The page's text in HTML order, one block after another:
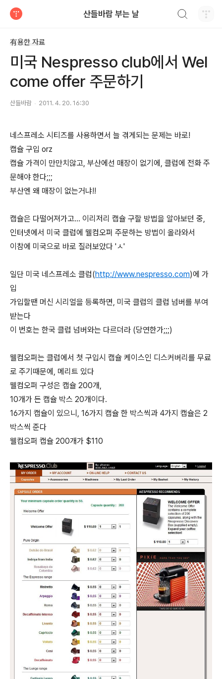
산들바람 부는 날
有용한 자료
미국 Nespresso club에서 Wel
come offer 주문하기
산들바람 2011. 4. 20. 16:30
네스프레소 시티즈를 사용하면서 늘 겪게되는 문제는 바로!
캡슐 구입 orz
캡슐 가격이 만만치않고, 부산에선 매장이 없기에, 클럽에 전화 주
문해야 한다;;;
부산엔 왜 매장이 없는거냐!!
캡슐은 다떨어져가고... 이리저리 캡슐 구할 방법을 알아보던 중,
인터넷에서 미국 클럽에 웰컴오퍼 주문하는 방법이 올라와서
이참에 미국으로 바로 질러보았다 'ㅅ'
일단 미국 네스프레소 클럽(http://www.nespresso.com)에 가
입
가입할땐 머신 시리얼을 등록하면, 미국 클럽의 클럽 넘버를 부여
받는다
이 번호는 한국 클럽 넘버와는 다르더라 (당연한가;;;)
웰컴오퍼는 클럽에서 첫 구입시 캡슐 케이스인 디스커버리를 무료
로 주기때문에, 메리트 있다
웰컴오퍼 구성은 캡슐 200개,
10개가 든 캡슐 박스 20개이다.
16가지 캡슐이 있으니, 16가지 캡슐 한 박스씩과 4가지 캡슐은 2
박스씩 준다
웰컴오퍼 캡슐 200개가 $110